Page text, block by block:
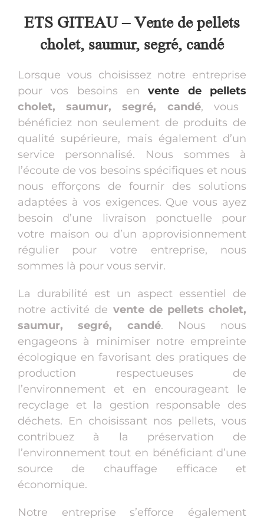
ETS GITEAU – Vente de pellets
cholet, saumur, segré, candé
Lorsque vous choisissez notre entreprise
pour vos besoins envente de pellets
cholet, saumur, segré, candé, vous
bénéficiez non seulement de produits de
qualité supérieure, mais également d’un
service personnalisé. Nous sommes à
l’écoute de vos besoins spécifiques et nous
nous efforçons de fournir des solutions
adaptées à vos exigences. Que vous ayez
besoin d’une livraison ponctuelle pour
votre maison ou d’un approvisionnement
régulier pour votre entreprise, nous
sommes là pour vous servir.
La durabilité est un aspect essentiel de
notre activité de vente de pellets cholet,
saumur, segré, candé. Nous nous
engageons à minimiser notre empreinte
écologique en favorisant des pratiques de
production respectueuses de
l’environnement et en encourageant le
recyclage et la gestion responsable des
déchets. En choisissant nos pellets, vous
contribuez à la préservation de
l’environnement tout en bénéficiant d’une
source de chauffage efficace et
économique.
Notre entreprise s’efforce également